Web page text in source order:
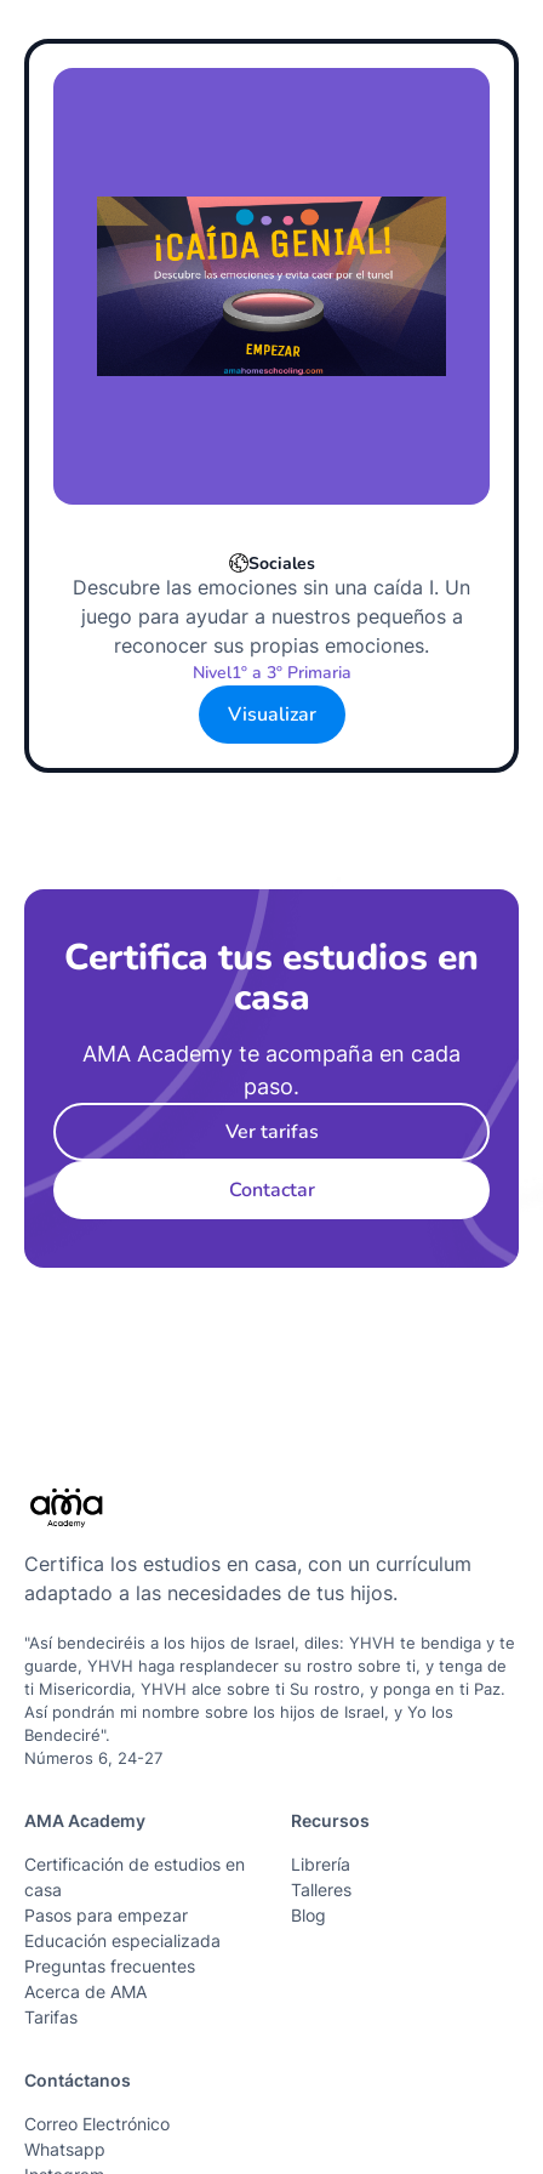
Sociales
Descubre las emociones sin una caída I. Un
juego para ayudar a nuestros pequeños a
reconocer sus propias emociones.
Nivel1º a 3º Primaria
Visualizar
Certifica tus estudios en
casa
AMA Academy te acompaña en cada
paso.
Ver tarifas
Contactar
Certifica los estudios en casa, con un currículum
adaptado a las necesidades de tus hijos.
"Así bendeciréis a los hijos de Israel, diles: YHVH te bendiga y te
guarde, YHVH haga resplandecer su rostro sobre ti, y tenga de
ti Misericordia, YHVH alce sobre ti Su rostro, y ponga en ti Paz.
Así pondrán mi nombre sobre los hijos de Israel, y Yo los
Bendeciré".
Números 6, 24-27
AMA Academy
Certificación de estudios en
casa
Pasos para empezar
Educación especializada
Preguntas frecuentes
Acerca de AMA
Tarifas
Recursos
Librería
Talleres
Blog
Contáctanos
Correo Electrónico
Whatsapp